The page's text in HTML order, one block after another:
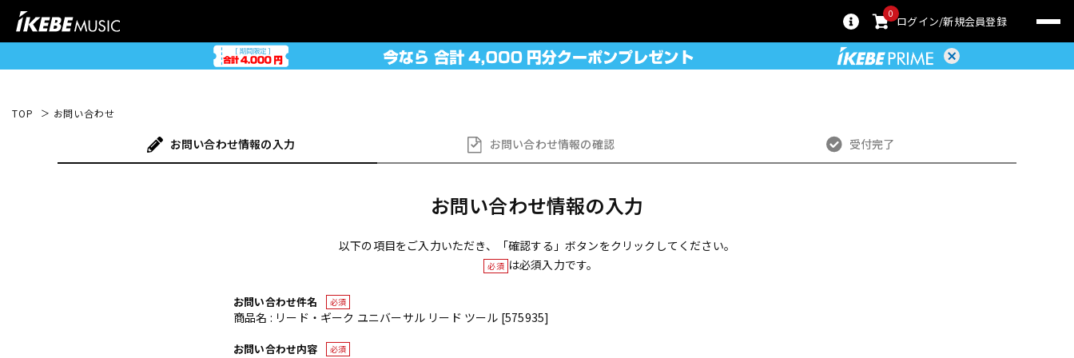
0
ログイン 新規会員登録
TOP お問い合わせ
お問い合わせ情報の入力 お問い合わせ情報の確認 受付完了
お問い合わせ情報の入力
以下の項目をご入力いただき、「確認する」ボタンをクリックしてください。
必須 は必須入力です。
お問い合わせ件名 必須
商品名 : リード・ギーク ユニバーサル リード ツール [575935]
お問い合わせ内容 必須